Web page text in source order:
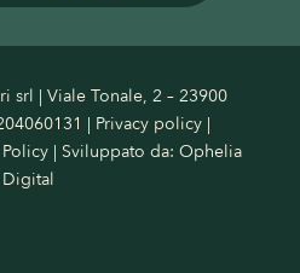
srl | Viale Tonale, 2 – 23900
| Privacy policy |
| Sviluppato da:Ophelia
Digital